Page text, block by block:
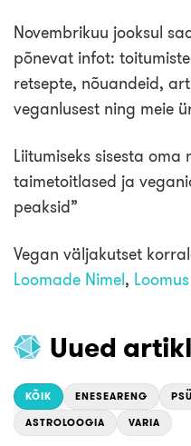
Novembrikuu jooksul
põnevat infot:
retsepte, nõuandeid,
veganlusest ning meie
Liitumiseks sisesta oma
taimetoitlased ja
peaksid”
Vegan väljakutset
Loomade Nimel, Loomus
Uued
KÕIK ENESEARENG
ASTROLOOGIA VARIA